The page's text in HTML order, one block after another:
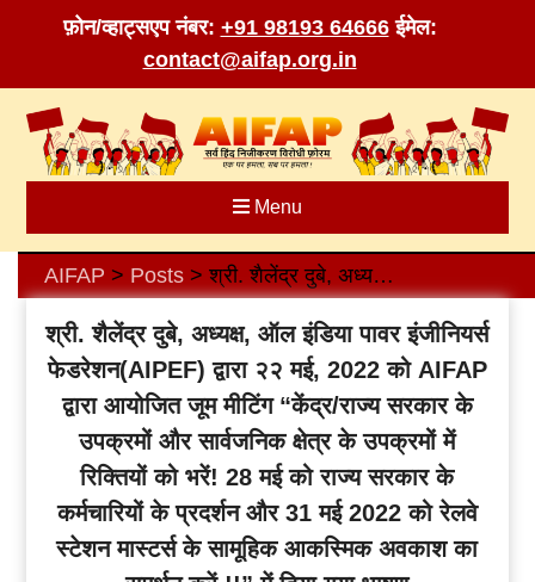
फ़ोन/व्हाट्सएप नंबर: +91 98193 64666 ईमेल:
contact@aifap.org.in
content
Menu
AIFAP > Posts> श्री. शैलेंद्र दुबे, अध्यक्ष, ऑल इंडिया पावर इंजीनियर्स फेडरेशन(AIPEF) द्वारा २२ मई, 2022 को AIFAP द्वारा आयोजित जूम मीटिंग “केंद्र/राज्य सरकार के उपक्रमों और सार्वजनिक क्षेत्र के उपक्रमों में रिक्तियों को भरें! 28 मई को राज्य सरकार के कर्मचारियों के प्रदर्शन और 31 मई 2022 को रेलवे स्टेशन मास्टर्स के सामूहिक आकस्मिक अवकाश का समर्थन करें !!” में दिया गया भाषण
श्री. शैलेंद्र दुबे, अध्यक्ष, ऑल इंडिया पावर इंजीनियर्स
फेडरेशन(AIPEF) द्वारा २२ मई, 2022 को AIFAP
द्वारा आयोजित जूम मीटिंग “केंद्र/राज्य सरकार के
उपक्रमों और सार्वजनिक क्षेत्र के उपक्रमों में
रिक्तियों को भरें! 28 मई को राज्य सरकार के
कर्मचारियों के प्रदर्शन और 31 मई 2022 को रेलवे
स्टेशन मास्टर्स के सामूहिक आकस्मिक अवकाश का